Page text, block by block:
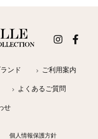
ンド ご利用案内
よくあるご質問
せ
個人情報保護方針